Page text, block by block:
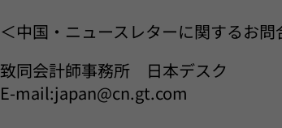
＜中国・ニュースレターに関するお問
致同会計師事務所 日本デスク
E-mail:japan@cn.gt.com